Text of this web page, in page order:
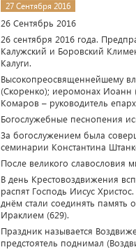
27 Сентября 2016
26 Сентябрь 2016
26 сентября 2016 года.
Калужский и Боровский
Калуги.
Высокопреосвященнейшему
(Скоренко); иеромонах Иоанн
Комаров – руководитель
Богослужебные песнопения
За богослужением была
семинарии Константина
После великого славословия
В день Крестовоздвижения
распят Господь Иисус
днём стали соединять
Ираклием (629).
Праздник называется
предстоятель поднимал